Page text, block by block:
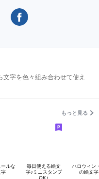
字を色々組み合わせて使え
もっと見る
ルな
字
毎日使える絵文
字♪ミニスタンプ
OK♪
ハロウィン
の絵文字